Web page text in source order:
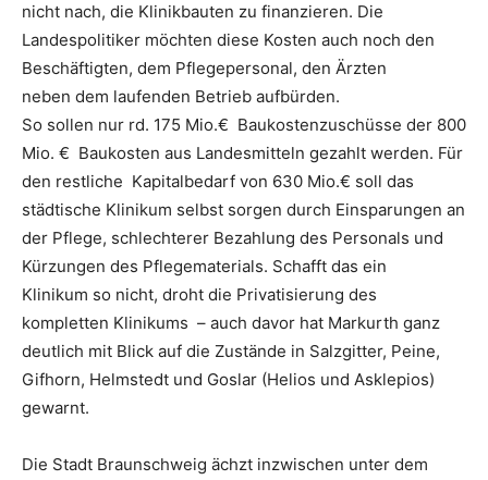
nicht nach, die Klinikbauten zu finanzieren. Die
Landespolitiker möchten diese Kosten auch noch den
Beschäftigten, dem Pflegepersonal, den Ärzten
neben dem laufenden Betrieb aufbürden.
So sollen nur rd. 175 Mio.€ Baukostenzuschüsse der 800
Mio. € Baukosten aus Landesmitteln gezahlt werden. Für
den restliche Kapitalbedarf von 630 Mio.€ soll das
städtische Klinikum selbst sorgen durch Einsparungen an
der Pflege, schlechterer Bezahlung des Personals und
Kürzungen des Pflegematerials. Schafft das ein
Klinikum so nicht, droht die Privatisierung des
kompletten Klinikums – auch davor hat Markurth ganz
deutlich mit Blick auf die Zustände in Salzgitter, Peine,
Gifhorn, Helmstedt und Goslar (Helios und Asklepios)
gewarnt.
Die Stadt Braunschweig ächzt inzwischen unter dem